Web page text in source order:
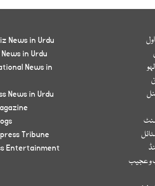
و عجیب
News in Urdu
in Urdu
News in
News in Urdu
Tribune
Entertainment